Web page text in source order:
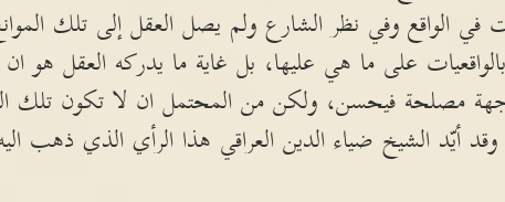
الواقع وفي نظر الشارع ولم يصل العقل إلى تلك
على ما هي عليها، بل غاية ما يدركه العقل هو
مصلحة فيحسن، ولكن من المحتمل ان لا تكون تلك
أيّد الشيخ ضياء الدين العراقي هذا الرأي الذي ذهب